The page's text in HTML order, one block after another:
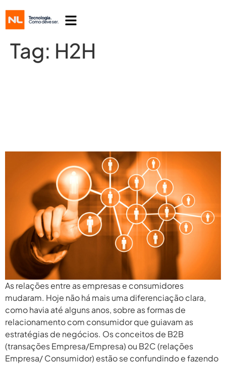
Tag: H2H
As relações entre as empresas e consumidores
mudaram. Hoje não há mais uma diferenciação clara,
como havia até alguns anos, sobre as formas de
relacionamento com consumidor que guiavam as
estratégias de negócios. Os conceitos de B2B
(transações Empresa/Empresa) ou B2C (relações
Empresa/ Consumidor) estão se confundindo e fazendo